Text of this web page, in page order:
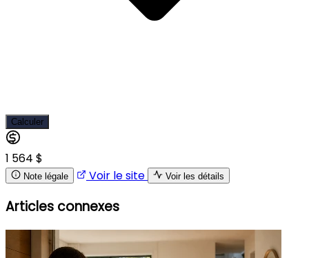
Calculer
1 564 $
Note légale Voir le site Voir les détails
Articles connexes